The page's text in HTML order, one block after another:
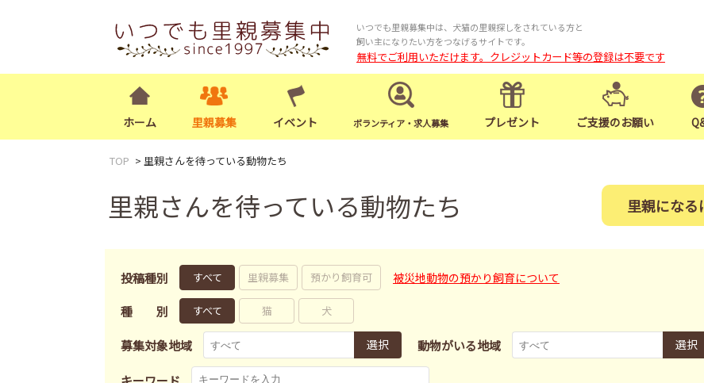
いつでも里親募集中は、犬猫の里親探しをされている方と
飼い主になりたい方をつなげるサイトです。
無料でご利用いただけます。クレジットカード等の登録は不要です
ホーム 里親募集 イベント ボランティア・求人募集 プレゼント ご支援のお願い
TOP 里親さんを待っている動物たち
里親さんを待っている動物たち 里親になる
投稿種別 すべて 里親募集 預かり飼育可 被災地動物の預かり飼育について
種別 すべて 猫 犬
募集対象地域 選択 動物がいる地域 選択